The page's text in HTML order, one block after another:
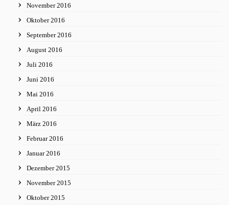
November 2016
Oktober 2016
September 2016
August 2016
Juli 2016
Juni 2016
Mai 2016
April 2016
März 2016
Februar 2016
Januar 2016
Dezember 2015
November 2015
Oktober 2015